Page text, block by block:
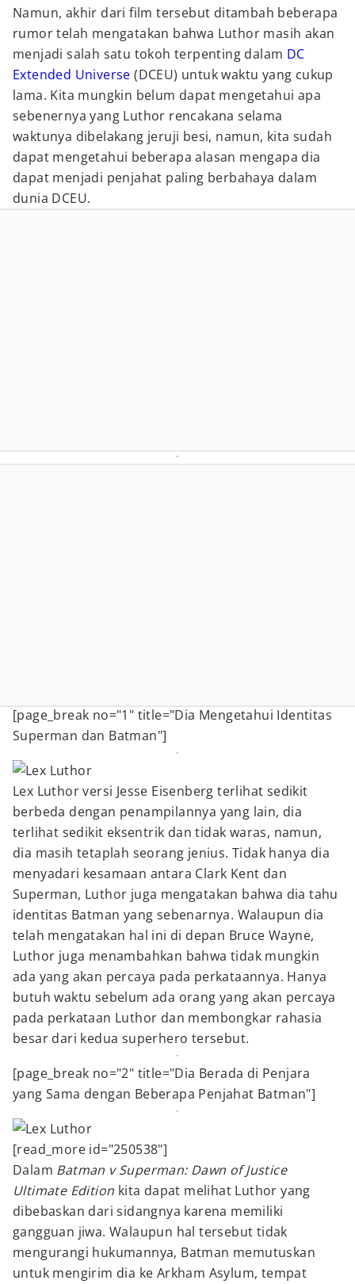
Namun, akhir dari film tersebut ditambah beberapa
rumor telah mengatakan bahwa Luthor masih akan
menjadi salah satu tokoh terpenting dalam DC
Extended Universe (DCEU) untuk waktu yang cukup
lama. Kita mungkin belum dapat mengetahui apa
sebenernya yang Luthor rencakana selama
waktunya dibelakang jeruji besi, namun, kita sudah
dapat mengetahui beberapa alasan mengapa dia
dapat menjadi penjahat paling berbahaya dalam
dunia DCEU.
[page_break no="1" title="Dia Mengetahui Identitas
Superman dan Batman"]
Lex Luthor versi Jesse Eisenberg terlihat sedikit
berbeda dengan penampilannya yang lain, dia
terlihat sedikit eksentrik dan tidak waras, namun,
dia masih tetaplah seorang jenius. Tidak hanya dia
menyadari kesamaan antara Clark Kent dan
Superman, Luthor juga mengatakan bahwa dia tahu
identitas Batman yang sebenarnya. Walaupun dia
telah mengatakan hal ini di depan Bruce Wayne,
Luthor juga menambahkan bahwa tidak mungkin
ada yang akan percaya pada perkataannya. Hanya
butuh waktu sebelum ada orang yang akan percaya
pada perkataan Luthor dan membongkar rahasia
besar dari kedua superhero tersebut.
[page_break no="2" title="Dia Berada di Penjara
yang Sama dengan Beberapa Penjahat Batman"]
[read_more id="250538"]
Dalam Batman v Superman: Dawn of Justice
Ultimate Edition kita dapat melihat Luthor yang
dibebaskan dari sidangnya karena memiliki
gangguan jiwa. Walaupun hal tersebut tidak
mengurangi hukumannya, Batman memutuskan
untuk mengirim dia ke Arkham Asylum, tempat